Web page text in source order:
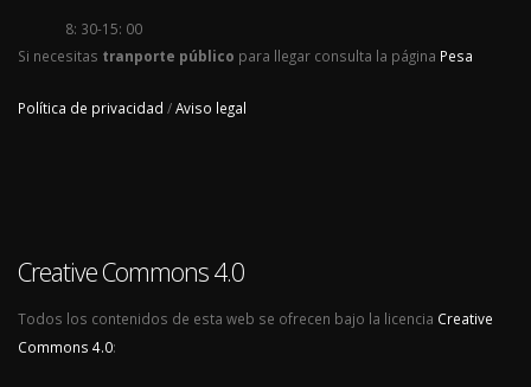
8: 30-15: 00
Si necesitas tranporte público para llegar consulta la página Pesa
Política de privacidad /Aviso legal
Creative Commons 4.0
Todos los contenidos de esta web se ofrecen bajo la licencia Creative
Commons 4.0: